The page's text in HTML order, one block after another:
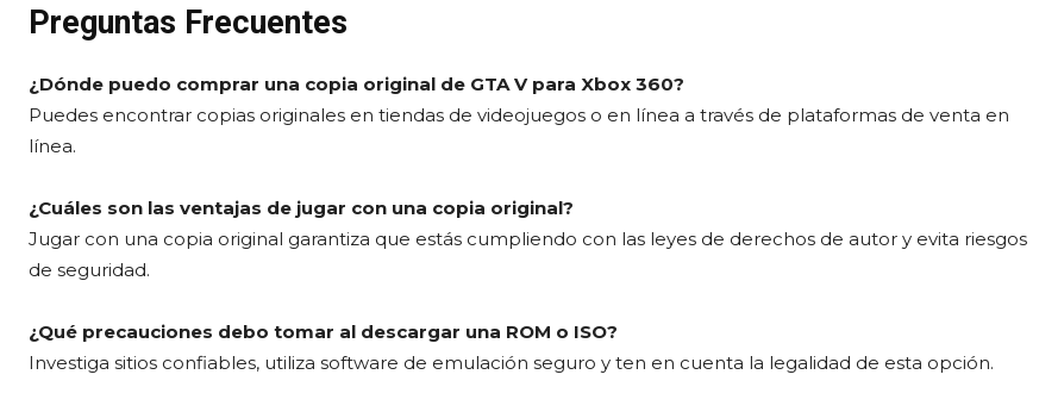
Preguntas Frecuentes
¿Dónde puedo comprar una copia original de GTA V para Xbox 360?
Puedes encontrar copias originales en tiendas de videojuegos o en línea a través de plataformas de venta en
línea.
¿Cuáles son las ventajas de jugar con una copia original?
Jugar con una copia original garantiza que estás cumpliendo con las leyes de derechos de autor y evita riesgos
de seguridad.
¿Qué precauciones debo tomar al descargar una ROM o ISO?
Investiga sitios confiables, utiliza software de emulación seguro y ten en cuenta la legalidad de esta opción.